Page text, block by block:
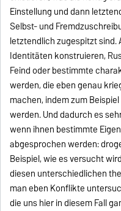
Einstellung und dann
Selbst- und
letztendlich zugespitzt sind.
Identitäten konstruieren,
Feind oder bestimmte
werden, die eben genau
machen, indem zum
werden. Und dadurch es
wenn ihnen bestimmte
abgesprochen werden:
Beispiel, wie es versucht
diesen unterschiedlichen
man eben Konflikte
die uns hier in diesem Fall